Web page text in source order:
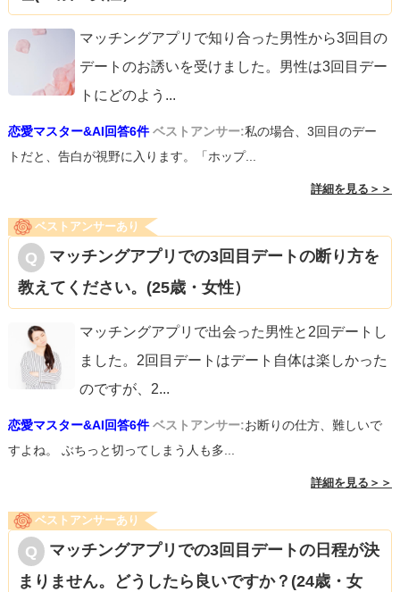
マッチングアプリで知り合った男性から3回目の
デートのお誘いを受けました。男性は3回目デー
トにどのよう ...
恋愛マスター&AI回答6件 ベストアンサー:私の場合、3回目のデー
トだと、告白が視野に入ります。「ホップ...
詳細を見る＞＞
ベストアンサーあり
マッチングアプリでの3回目デートの断り方を
教えてください。(25歳・女性）
マッチングアプリで出会った男性と2回デートし
ました。2回目デートはデート自体は楽しかった
のですが、2...
恋愛マスター&AI回答6件 ベストアンサー:お断りの仕方、難しいで
すよね。 ぶちっと切ってしまう人も多...
詳細を見る＞＞
ベストアンサーあり
マッチングアプリでの3回目デートの日程が決
まりません。どうしたら良いですか？(24歳・女